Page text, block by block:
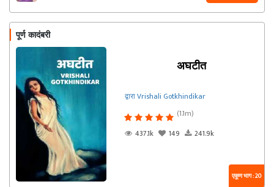
पूर्ण कादंबरी
अघटीत
द्वारा Vrishali Gotkhindikar
(1.1m)
437.1k
149 241.9k
एकूण भाग : 20